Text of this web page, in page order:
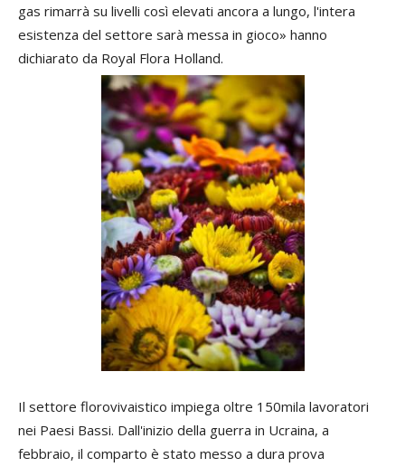
gas rimarrà su livelli così elevati ancora a lungo, l'intera
esistenza del settore sarà messa in gioco» hanno
dichiarato da Royal Flora Holland.
Il settore florovivaistico impiega oltre 150mila lavoratori
nei Paesi Bassi. Dall'inizio della guerra in Ucraina, a
febbraio, il comparto è stato messo a dura prova